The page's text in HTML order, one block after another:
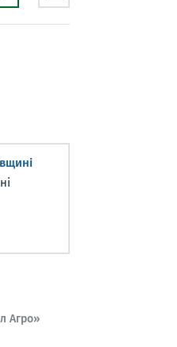
Агро»